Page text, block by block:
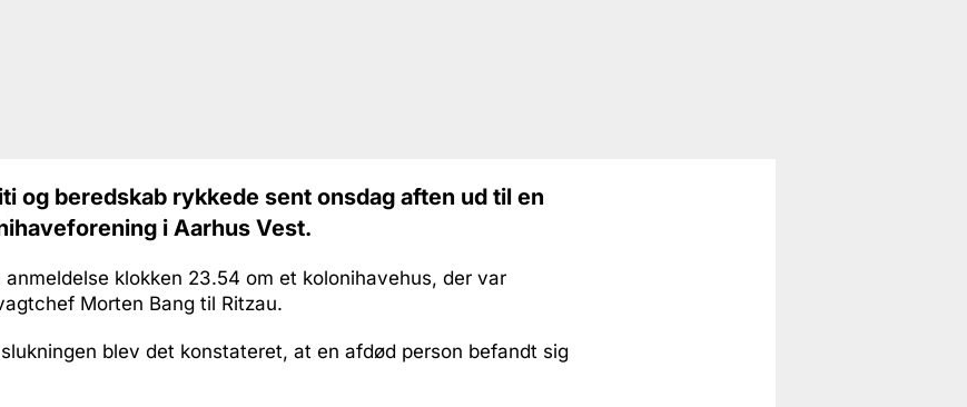
og beredskab rykkede sent onsdag aften ud til en
i Aarhus Vest.
klokken 23.54 om et kolonihavehus, der var
Morten Bang til Ritzau.
blev det konstateret, at en afdød person befandt sig